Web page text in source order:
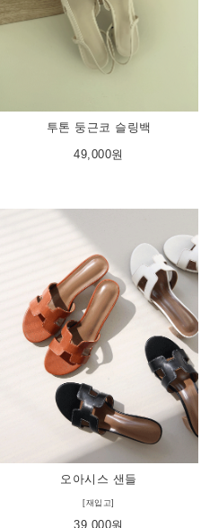
투톤 둥근코 슬링백
49,000원
오아시스 샌들
[재입고]
39,000원